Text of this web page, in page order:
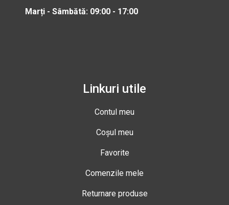
Marți - Sâmbătă: 09:00 - 17:00
Linkuri utile
Contul meu
Coșul meu
Favorite
Comenzile mele
Returnare produse